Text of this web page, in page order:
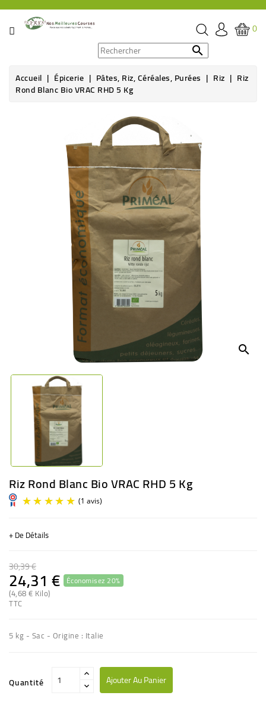
CATÉGORIE
ÉPICERIE
0

Accueil Épicerie Pâtes, Riz, Céréales, Purées Riz Riz
Rond Blanc Bio VRAC RHD 5 Kg
search
Riz Rond Blanc Bio VRAC RHD 5 Kg
(1 avis)
+ De Détails
30,39 €
24,31 € Économisez 20%
(4,68 € Kilo)
TTC
5 kg - Sac - Origine : Italie
Quantité Ajouter Au Panier